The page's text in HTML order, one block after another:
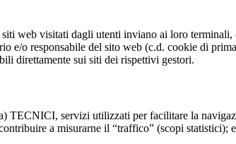
web visitati dagli utenti inviano ai loro terminali,
e/o responsabile del sito web (c.d. cookie di
direttamente sui siti dei rispettivi gestori.
TECNICI, servizi utilizzati per facilitare la
a misurarne il “traffico” (scopi statistici);